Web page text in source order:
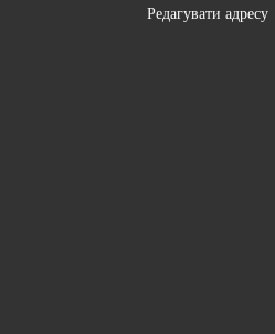
Редагувати адресу